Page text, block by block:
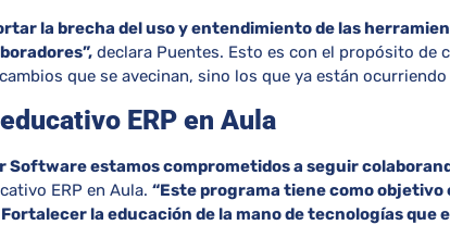
la brecha del uso y entendimiento de las
declara Puentes. Esto es con el propósito de
que se avecinan, sino los que ya están
ERP en Aula
Software estamoscomprometidos a seguir
ERP en Aula. “Este programa tiene como
la educación de la mano de tecnologías que